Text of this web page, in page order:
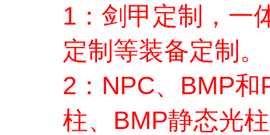
1：剑甲定制，一
定制等装备定制。
2：NPC、BMP
柱、BMP静态光